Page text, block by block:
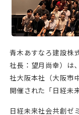
青木あすなろ建設株
社長：望月尚幸）は
社大阪本社（大阪市
開催された「日経未
日経未来社会共創ゼ